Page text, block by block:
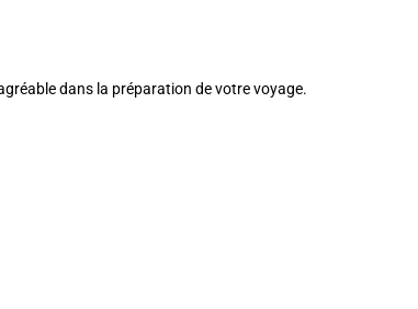
dans la préparation de votre voyage.